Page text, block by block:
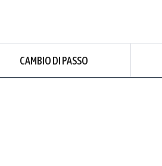
CAMBIO DI PASSO
Nuvoloso